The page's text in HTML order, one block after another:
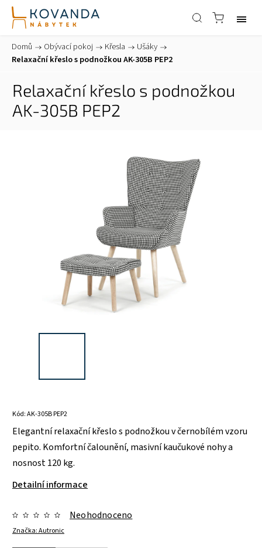
Domů / Obývací pokoj / Křesla / Ušáky /
Relaxační křeslo s podnožkou AK-305B PEP2
Relaxační křeslo s podnožkou
AK-305B PEP2
Kód:AK-305B PEP2
Elegantní relaxační křeslo s podnožkou v černobílém vzoru
pepito. Komfortní čalounění, masivní kaučukové nohy a
nosnost 120 kg.
Detailní informace
Značka:Autronic
Neohodnoceno